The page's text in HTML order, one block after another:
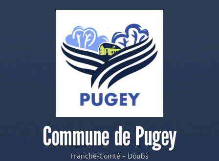
Commune de Pugey
Franche-Comté – Doubs